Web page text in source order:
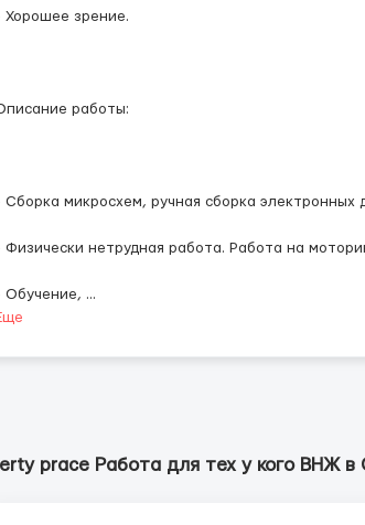
Хорошее зрение.
работы:
Сборка микросхем, ручная сборка электронных
Физически нетрудная работа. Работа на
Обучение, ...
prace Работа для тех у кого ВНЖ в